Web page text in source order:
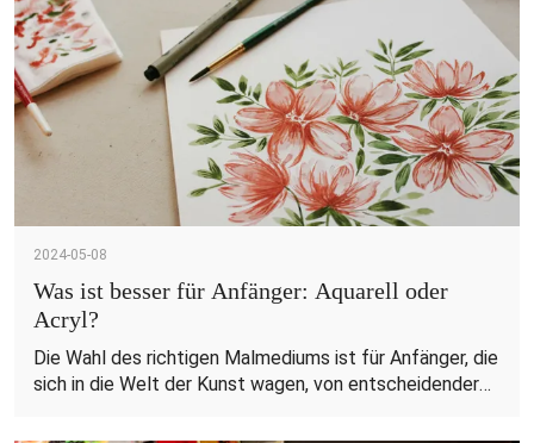
2024-05-08
Was ist besser für Anfänger: Aquarell oder
Acryl?
Die Wahl des richtigen Malmediums ist für Anfänger, die
sich in die Welt der Kunst wagen, von entscheidender
künstlerische Reise und beeinflusst ihre Lernerfahrung.